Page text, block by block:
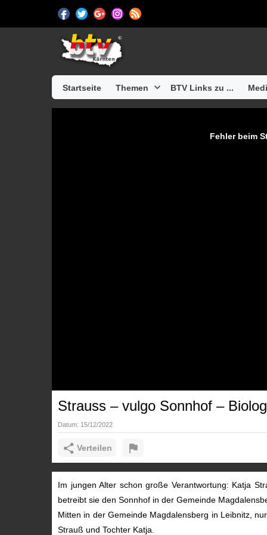
Startseite Themen BTV Links zu ...
Fehler beim
Strauss – vulgo Sonnhof –
Datum: 15/12/2022
Verteilen
Im jungen Alter schon große Verantwortung: Katja
betreibt sie den Sonnhof in der Gemeinde
Mitten in der Gemeinde Magdalensberg in Leibnitz,
Strauß und Tochter Katja.